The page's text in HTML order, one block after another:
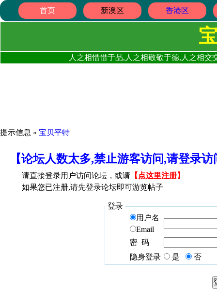
首页 新澳区 香港区
人之相惜惜于品,人之相敬敬于德,人之相
提示信息 » 宝贝平特
【论坛人数太多,禁止游客访问,请登录
请直接登录用户访问论坛，或请 【 点这里注册】
如果您已注册,请先登录论坛即可游览帖子
登录
用户名
Email
密 码
隐身登录
是 否